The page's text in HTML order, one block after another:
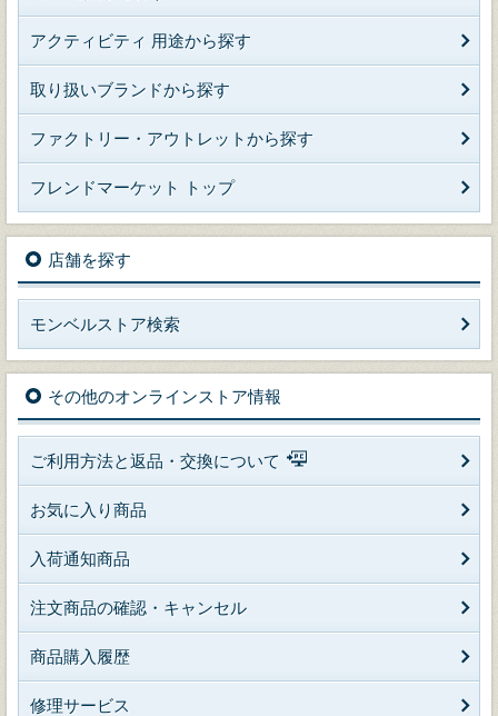
アクティビティ 用途から探す
取り扱いブランドから探す
ファクトリー・アウトレットから探す
フレンドマーケット トップ
店舗を探す
モンベルストア検索
その他のオンラインストア情報
ご利用方法と返品・交換について
お気に入り商品
入荷通知商品
注文商品の確認・キャンセル
商品購入履歴
修理サービス